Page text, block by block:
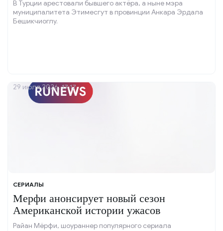
В Турции арестовали бывшего актёра, а ныне мэра
муниципалитета Этимесгут в провинции Анкара Эрдала
Бешикчиоглу.
СЕРИАЛЫ
Мерфи анонсирует новый сезон
Американской истории ужасов
Райан Мёрфи, шоураннер популярного сериала
29 июля 2026, 17:17